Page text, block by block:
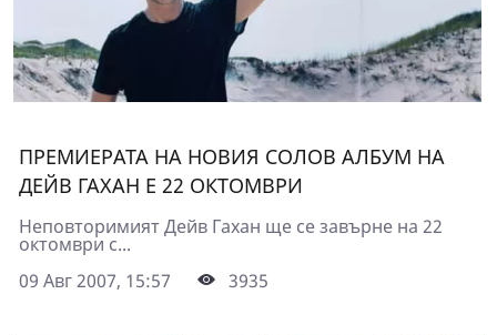
ПРЕМИЕРАТА НА НОВИЯ СОЛОВ АЛБУМ НА
ДЕЙВ ГАХАН Е 22 ОКТОМВРИ
Неповторимият Дейв Гахан ще се завърне на 22
октомври с...
09 Авг 2007, 15:57
3935